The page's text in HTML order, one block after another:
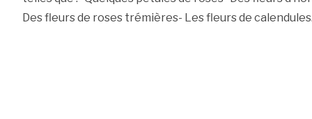
Des fleurs de roses trémières- Les fleurs de calendules.